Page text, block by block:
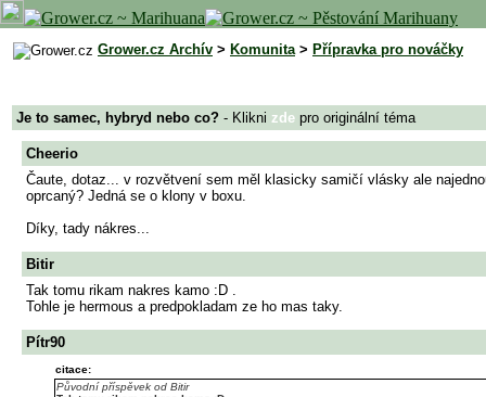
Grower.cz Archív > Komunita> Přípravka pro nováčky
Je to samec, hybryd nebo co? - Klikni zde pro originální téma
Cheerio
Čaute, dotaz... v rozvětvení sem měl klasicky samičí vlásky ale
oprcaný? Jedná se o klony v boxu.
Díky, tady nákres...
Bitir
Tak tomu rikam nakres kamo :D .
Tohle je hermous a predpokladam ze ho mas taky.
Pítr90
citace:
Původní příspěvek od Bitir